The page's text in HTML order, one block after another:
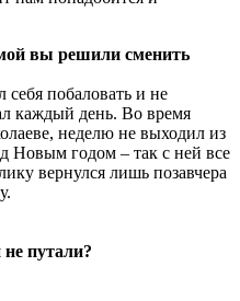
вы решили сменить
побаловать и не
каждый день. Во время
неделю не выходил из
Новым годом – так с ней все
вернулся лишь позавчера
путали?